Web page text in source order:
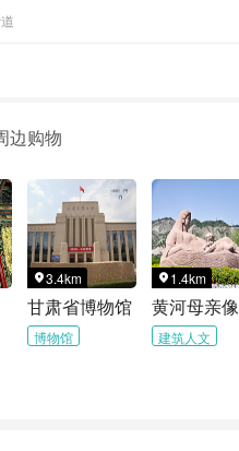
边购物
3.4km
甘肃省博物馆
博物馆
 1.4km
黄河母亲像
建筑人文